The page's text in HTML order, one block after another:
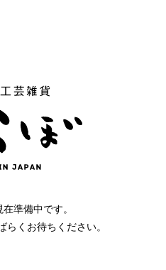
準備中です。
らくお待ちください。